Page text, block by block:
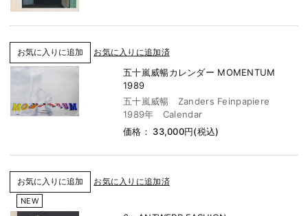
お気に入りに追加済
五十嵐威暢カレンダー MOMENTUM
1989
五十嵐威暢 Zanders Feinpapiere
1989年 Calendar
価格： 33,000円(税込)
お気に入りに追加済
NEW